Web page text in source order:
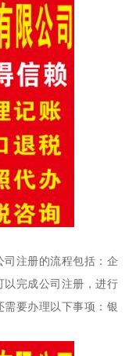
注册的流程包括：企
完成公司注册，进行
要办理以下事项：银